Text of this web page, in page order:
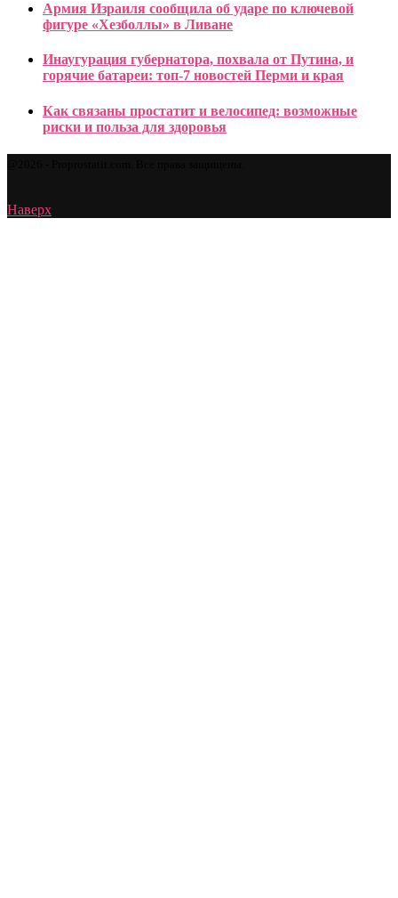
Армия Израиля сообщила об ударе по ключевой
фигуре «Хезболлы» в Ливане
Инаугурация губернатора, похвала от Путина, и
горячие батареи: топ-7 новостей Перми и края
Как связаны простатит и велосипед: возможные
риски и польза для здоровья
Наверх